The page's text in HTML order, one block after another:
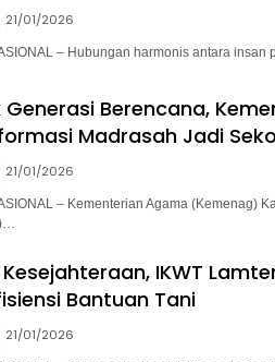
21/01/2026
– Hubungan harmonis antara
Berencana,
Madrasah Jadi
21/01/2026
– Kementerian Agama (Kemenag)
Kesejahteraan, IKWT
Bantuan Tani
21/01/2026